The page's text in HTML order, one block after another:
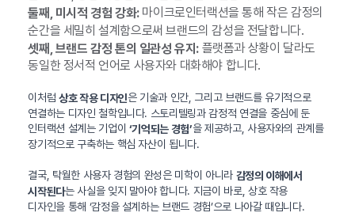
둘째, 미시적 경험 강화:마이크로인터랙션을 통해 작은 감정의
순간을 세밀히 설계함으로써 브랜드의 감성을 전달합니다.
셋째, 브랜드 감정 톤의 일관성 유지:플랫폼과 상황이 달라도
동일한 정서적 언어로 사용자와 대화해야 합니다.
이처럼 상호 작용 디자인은 기술과 인간, 그리고 브랜드를 유기적으로
연결하는 디자인 철학입니다. 스토리텔링과 감정적 연결을 중심에 둔
인터랙션 설계는 기업이 ‘기억되는 경험’을 제공하고, 사용자와의 관계를
장기적으로 구축하는 핵심 자산이 됩니다.
결국, 탁월한 사용자 경험의 완성은 미학이 아니라 감정의 이해에서
시작된다는 사실을 잊지 말아야 합니다. 지금이 바로, 상호 작용
디자인을 통해 ‘감정을 설계하는 브랜드 경험’으로 나아갈 때입니다.